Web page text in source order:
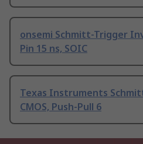
onsemi Schmitt-Trigger
Pin 15 ns, SOIC
Texas Instruments
CMOS, Push-Pull 6